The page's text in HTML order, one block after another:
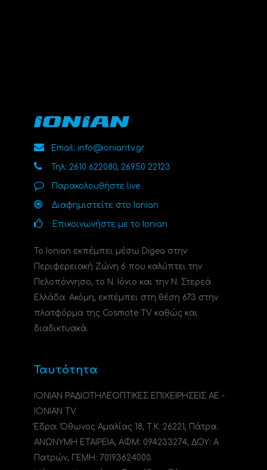
Email: info@ioniantv.gr
Τηλ: 2610 622080, 26950 22123
Παρακολουθήστε live
Διαφημιστείτε στο Ionian
Επικοινωνήστε με το Ionian
Το Ionian εκπέμπει μέσω Digea στην
Περιφερειακή Ζώνη 6 που καλύπτει την
Πελοπόννησο, το N. Ιόνιο και την Ν. Στερεά
Ελλάδα. Ακόμη, εκπέμπει στη θέση 673 στην
πλατφόρμα της Cosmote TV καθώς και
διαδικτυακά.
Ταυτότητα
ΙΟΝΙΑΝ ΡΑΔΙΟΤΗΛΕΟΠΤΙΚΕΣ ΕΠΙΧΕΙΡΗΣΕΙΣ ΑΕ -
IONIAN TV
Έδρα: Όθωνος Αμαλίας 18, Τ.Κ. 26221, Πάτρα.
ΑΝΩΝΥΜΗ ΕΤΑΙΡΕΙΑ, ΑΦΜ: 094233274, ΔΟΥ: A
Πατρών, ΓΕΜΗ: 70193624000.